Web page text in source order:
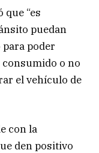
“es
puedan
poder
o no
el vehículo de
con la
den positivo